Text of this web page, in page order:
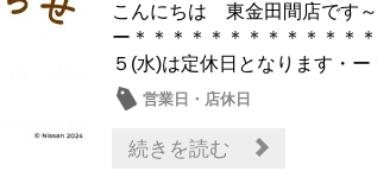
こんにちは 東金田間店です
ー＊＊＊＊＊＊＊＊＊＊＊＊
５(水)は定休日となります・
営業日・店休日
続きを読む